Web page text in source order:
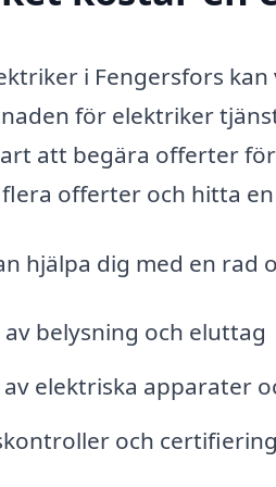
i Fengersfors
för elektriker
att begära offerter
offerter och hitta
hjälpa dig med en rad
belysning och eluttag
elektriska apparater
och